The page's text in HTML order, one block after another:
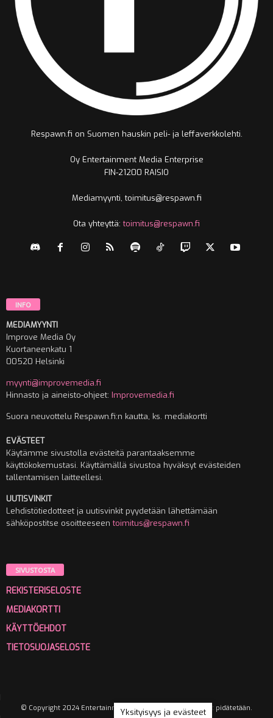
Respawn.fi on Suomen hauskin peli- ja leffaverkkolehti.
Oy Entertainment Media Enterprise
FIN-21200 RAISIO
Mediamyynti, toimitus@respawn.fi
Ota yhteyttä:toimitus@respawn.fi
INFO
MEDIAMYYNTI
Improve Media Oy
Kuortaneenkatu 1
00520 Helsinki
myynti@improvemedia.fi
Hinnasto ja aineisto-ohjeet: Improvemedia.fi
Suora neuvottelu Respawn.fi:n kautta, ks. mediakortti
EVÄSTEET
Käytämme sivustolla evästeitä parantaaksemme
käyttökokemustasi. Käyttämällä sivustoa hyväksyt evästeiden
tallentamisen laitteellesi.
UUTISVINKIT
Lehdistötiedotteet ja uutisvinkit pyydetään lähettämään
sähköpostitse osoitteeseentoimitus@respawn.fi
SIVUSTOSTA
REKISTERISELOSTE
MEDIAKORTTI
KÄYTTÖEHDOT
TIETOSUOJASELOSTE
© Copyright 2024 Entertainment Media Oy. Kaikki oikeudet pidätetään.
Yksityisyys ja evästeet